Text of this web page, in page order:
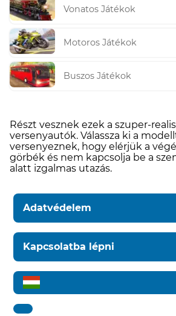
Vonatos Játékok
Motoros Játékok
Buszos Játékok
Részt vesznek ezek a szuper-
versenyautók. Válassza ki a
versenyeznek, hogy elérjük a
görbék és nem kapcsolja be a
alatt izgalmas utazás.
Adatvédelem
Kapcsolatba lépni